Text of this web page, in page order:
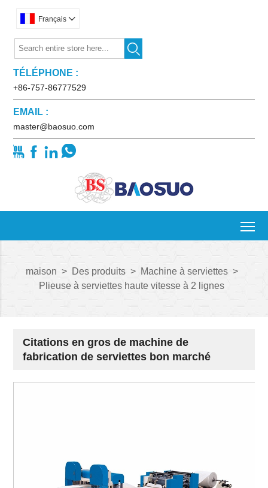
Français 

TÉLÉPHONE :
+86-757-86777529
EMAIL :
master@baosuo.com
   
maison > Des produits > Machine à serviettes >
Plieuse à serviettes haute vitesse à 2 lignes
Citations en gros de machine de
fabrication de serviettes bon marché